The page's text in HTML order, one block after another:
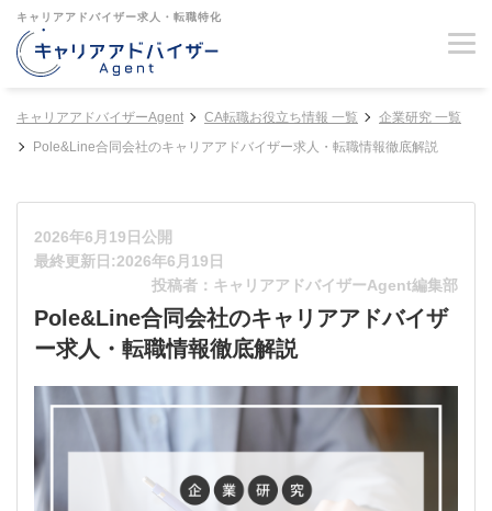
キャリアアドバイザー求人・転職特化
キャリアアドバイザーAgent CA転職お役立ち情報 一覧
企業研究 一覧
Pole&Line合同会社のキャリアアドバイザー求人・転職情報徹底解説
2026年6月19日公開
最終更新日:2026年6月19日
投稿者：キャリアアドバイザーAgent編集部
Pole&Line合同会社のキャリアアドバイザ
ー求人・転職情報徹底解説